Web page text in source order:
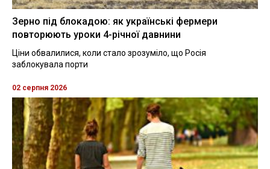
Зерно під блокадою: як українські фермери
повторюють уроки 4-річної давнини
Ціни обвалилися, коли стало зрозуміло, що Росія
заблокувала порти
02 серпня 2026